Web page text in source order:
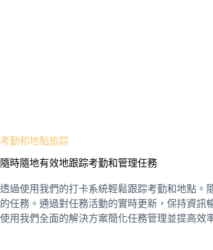
考勤和地點追踪
隨時隨地有效地跟踪考勤和管理任務
透過使用我們的打卡系統輕鬆跟踪考勤和地點。
的任務。通過對任務活動的實時更新，保持資訊
使用我們全面的解決方案簡化任務管理並提高效